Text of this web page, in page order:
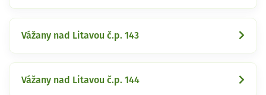
Vážany nad Litavou č.p. 143
Vážany nad Litavou č.p. 144